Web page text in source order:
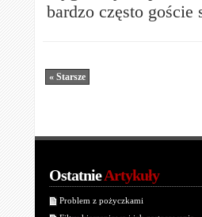
bardzo często goście
« Starsze
OstatnieArtykuły
Problem z pożyczkami